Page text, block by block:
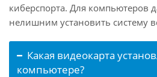
киберспорта. Для компьютеров
нелишним установить систему
Какая видеокарта
компьютере?